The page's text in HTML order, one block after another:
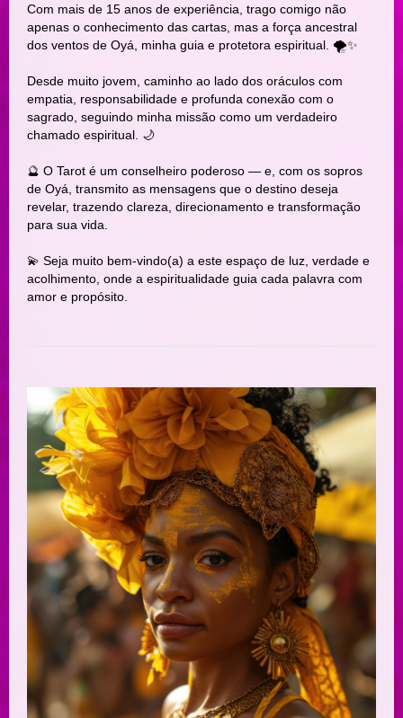
Com mais de 15 anos de experiência, trago comigo não
apenas o conhecimento das cartas, mas a força ancestral
dos ventos de Oyá, minha guia e protetora espiritual. 🌪️✨
Desde muito jovem, caminho ao lado dos oráculos com
empatia, responsabilidade e profunda conexão com o
sagrado, seguindo minha missão como um verdadeiro
chamado espiritual. 🌙
🔮 O Tarot é um conselheiro poderoso — e, com os sopros
de Oyá, transmito as mensagens que o destino deseja
revelar, trazendo clareza, direcionamento e transformação
para sua vida.
💫 Seja muito bem-vindo(a) a este espaço de luz, verdade e
acolhimento, onde a espiritualidade guia cada palavra com
amor e propósito.